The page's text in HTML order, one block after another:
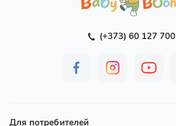
(+373) 60 127 700
Для потребителей